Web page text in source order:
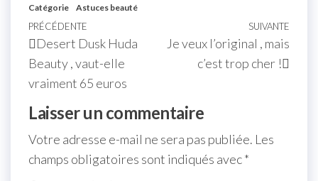
Catégorie Astuces beauté
PRÉCÉDENTE
Desert Dusk Huda
Beauty , vaut-elle
vraiment 65 euros
SUIVANTE
Je veux l’original , mais
c’est trop cher !
Laisser un commentaire
Votre adresse e-mail ne sera pas publiée. Les
champs obligatoires sont indiqués avec*